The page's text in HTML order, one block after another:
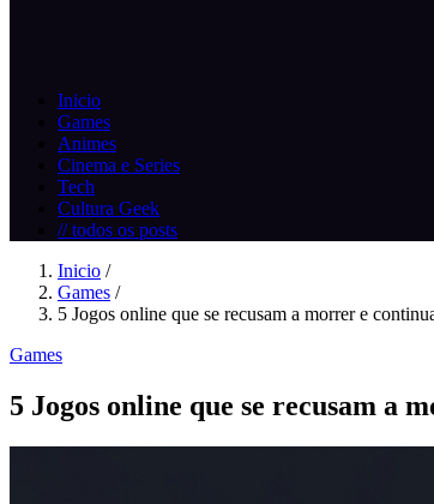
Inicio
Games
Animes
Cinema e Series
Tech
Cultura Geek
// todos os posts
Inicio /
Games /
5 Jogos online que se recusam a morrer e
Games
5 Jogos online que se recusam a